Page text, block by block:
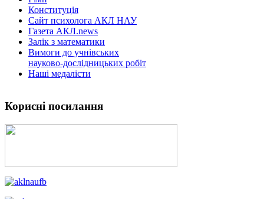
Конституція
Сайт психолога АКЛ НАУ
Газета АКЛ.news
Залік з математики
Вимоги до учнівських
науково-дослідницьких робіт
Наші медалісти
Корисні посилання